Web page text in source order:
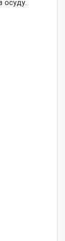
осуду.